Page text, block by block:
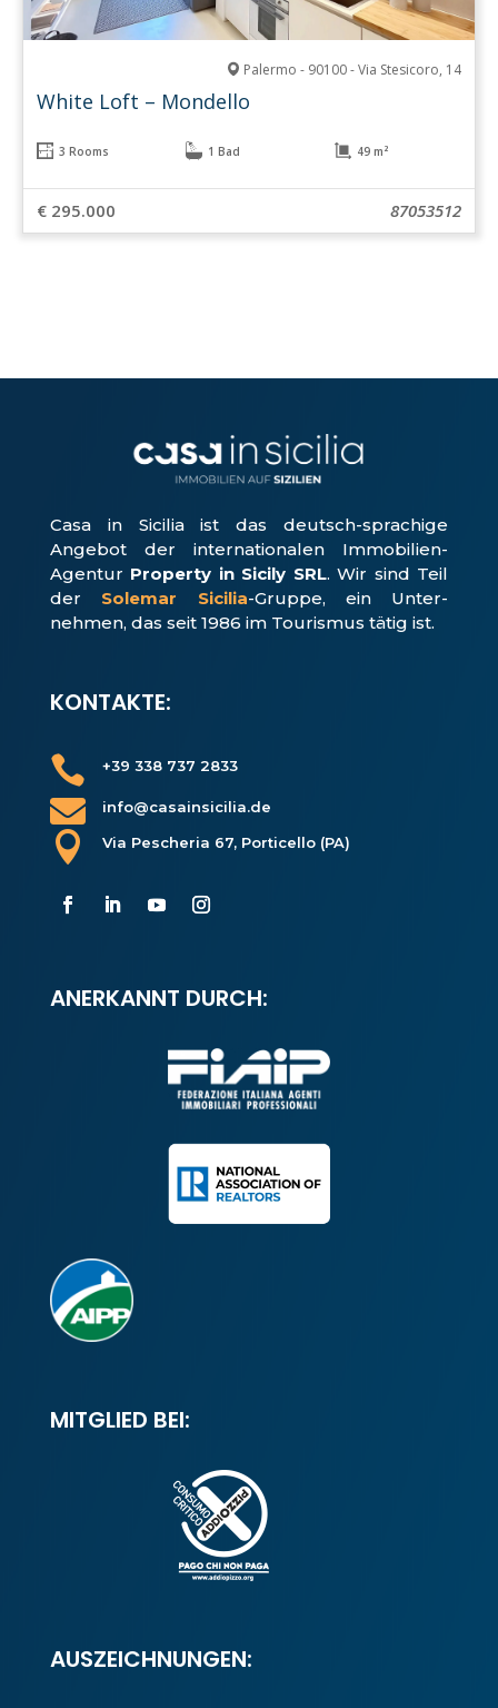
Palermo - 90100 - Via Stesicoro, 14
White Loft – Mondello
3 Rooms 1 Bad 49 m²
€ 295.000 87053512
Casa in Sicilia ist das deutsch-sprachige
Angebot der internationalen Immobilien-
Agentur Property in Sicily SRL. Wir sind Teil
der Solemar Sicilia-Gruppe, ein Unter­
nehmen, das seit 1986 im Tourismus tätig ist.
KONTAKTE:
 +39 338 737 2833
 info@casainsicilia.de
 Via Pescheria 67, Porticello (PA)
ANERKANNT DURCH:
MITGLIED BEI:
AUSZEICHNUNGEN: